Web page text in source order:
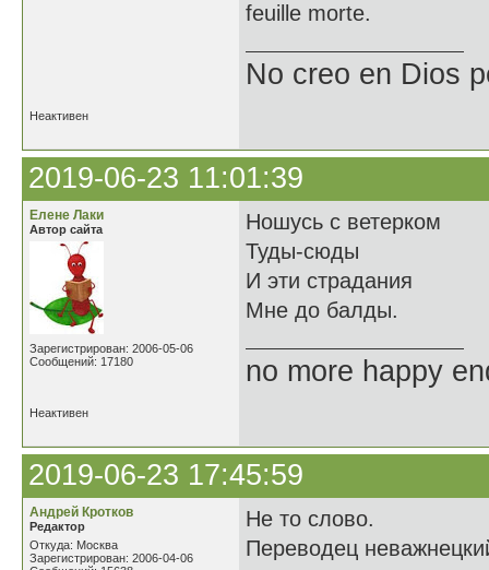
feuille morte.
No creo en Dios
Неактивен
2019-06-23 11:01:39
Елене Лаки
Автор сайта
Зарегистрирован: 2006-05-06
Сообщений: 17180
Ношусь с ветерком
Туды-сюды
И эти страдания
Мне до балды.
no more happy
Неактивен
2019-06-23 17:45:59
Андрей Кротков
Редактор
Откуда: Москва
Зарегистрирован: 2006-04-06
Не то слово.
Переводец